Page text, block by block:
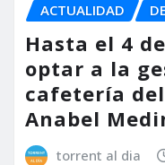
ACTUALIDAD
Hasta el 4
optar a la
cafetería
Anabel
torrent al dia